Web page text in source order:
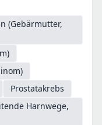
(Gebärmutter,
Prostatakrebs
Harnwege,